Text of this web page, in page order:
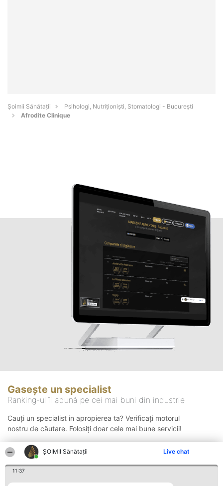
ŞOIMII Sănătații Live chat
11:37
Şoimii Sănătații
Psihologi, Nutriționiști, Stomatologi - Bucureşti
Afrodite Clinique
Gasește un specialist
Ranking-ul îi adună pe cei mai buni din industrie
Cauți un specialist in apropierea ta? Verificați motorul
nostru de căutare. Folosiți doar cele mai bune servicii!